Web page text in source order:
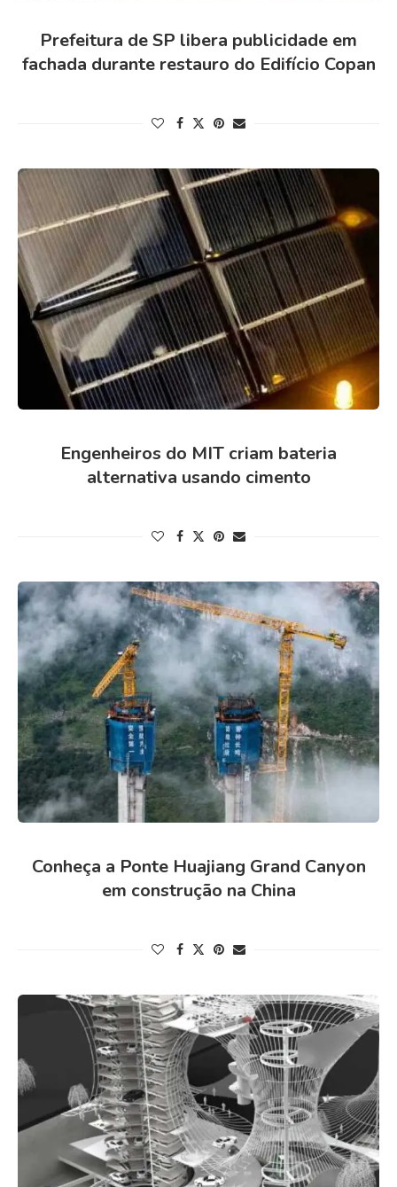
Prefeitura de SP libera publicidade em
fachada durante restauro do Edifício Copan
Engenheiros do MIT criam bateria
alternativa usando cimento
Conheça a Ponte Huajiang Grand Canyon
em construção na China